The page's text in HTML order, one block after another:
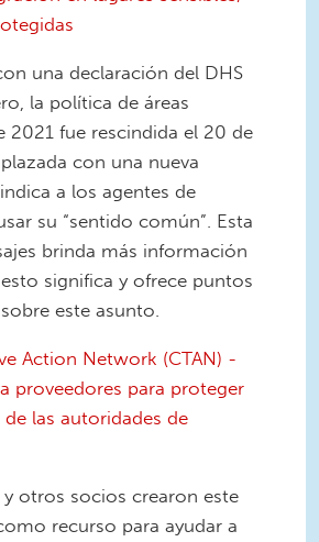
una declaración del DHS
la política de áreas
2021 fue rescindida el 20 de
con una nueva
a los agentes de
su “sentido común”. Esta
brinda más información
significa y ofrece puntos
este asunto.
Action Network (CTAN) -
proveedores para proteger
las autoridades de
y otros socios crearon este
recurso para ayudar a